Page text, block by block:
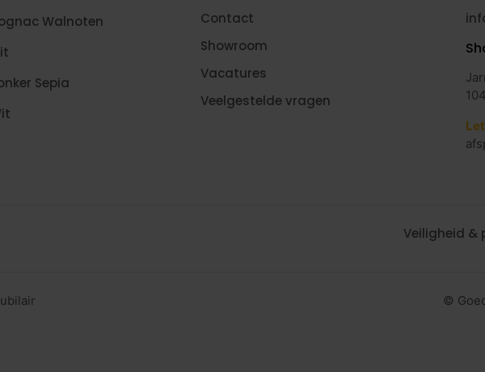
Walnoten
Sepia
Contact
Showroom
Vacatures
Veelgestelde vragen
Veiligheid &
©